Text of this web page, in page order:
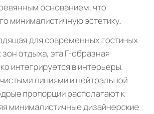
основанием, что
минималистичную эстетику.
для современных гостиных
отдыха, эта Г-образная
интегрируется в интерьеры,
линиями и нейтральной
пропорции располагают к
минималистичные дизайнерские